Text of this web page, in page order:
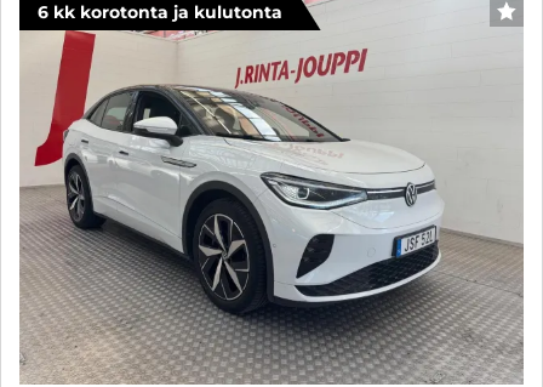
6 kk korotonta ja kulutonta